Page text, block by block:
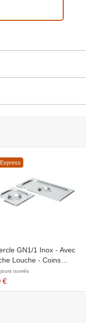
Express
GN1/1 Inox - Avec
Louche - Coins
ouvrés
€